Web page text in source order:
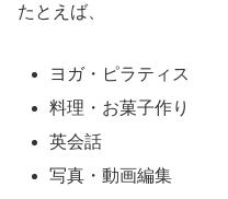
たとえば、
ヨガ・ピラティス
料理・お菓子作り
英会話
写真・動画編集